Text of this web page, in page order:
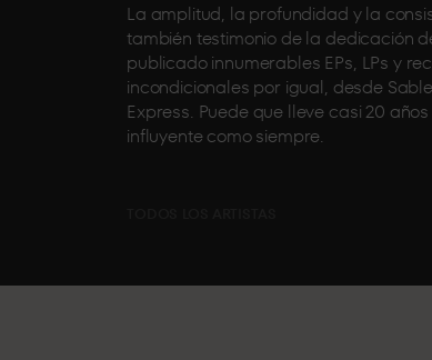
La amplitud, la profundidad y la
también testimonio de la dedicación
publicado innumerables EPs, LPs y
incondicionales por igual, desde
Express. Puede que lleve casi 20
influyente como siempre.